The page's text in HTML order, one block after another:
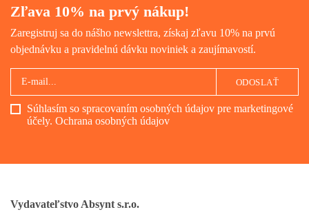
Zľava 10% na prvý nákup!
Zaregistruj sa do nášho newslettra, získaj zľavu 10% na prvú
objednávku a pravidelnú dávku noviniek a zaujímavostí.
Súhlasím so spracovaním osobných údajov pre marketingové
účely. Ochrana osobných údajov
ODOSLAŤ
Vydavateľstvo Absynt s.r.o.